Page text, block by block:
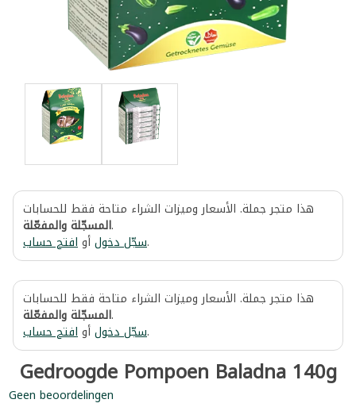
هذا متجر جملة. الأسعار وميزات الشراء متاحة فقط للحسابات
المسجّلة والمفعّلة.
سجّل دخولأوافتح حساب .
هذا متجر جملة. الأسعار وميزات الشراء متاحة فقط للحسابات
المسجّلة والمفعّلة.
سجّل دخولأوافتح حساب .
Gedroogde Pompoen Baladna 140g
Geen beoordelingen